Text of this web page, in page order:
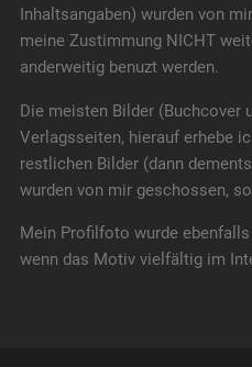
Inhaltsangaben) wurden von
meine Zustimmung NICHT
anderweitig benuzt werden.
Die meisten Bilder (Buchcover
Verlagsseiten, hierauf erhebe
restlichen Bilder (dann
wurden von mir geschossen,
Mein Profilfoto wurde
wenn das Motiv vielfältig im